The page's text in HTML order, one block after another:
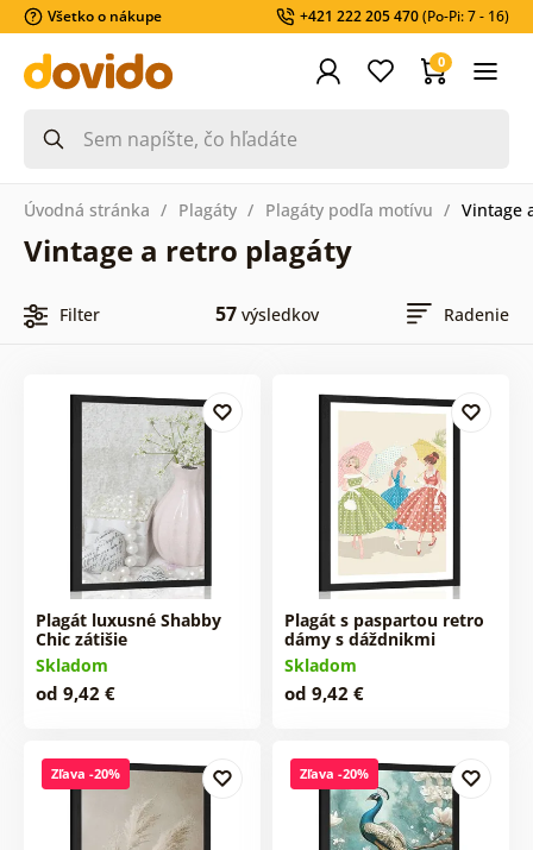
Všetko o nákupe +421 222 205 470(Po-Pi: 7 - 16)
0
Úvodná stránka Plagáty Plagáty podľa motívu Vintage
Vintage a retro plagáty
Filter 57výsledkov Radenie
Plagát luxusné Shabby
Chic zátišie
Skladom
od 9,42 €
Plagát s paspartou retro
dámy s dáždnikmi
Skladom
od 9,42 €
Zľava -20% Zľava -20%